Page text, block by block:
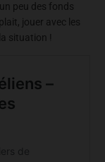
peu des fonds
jouer avec les
situation !